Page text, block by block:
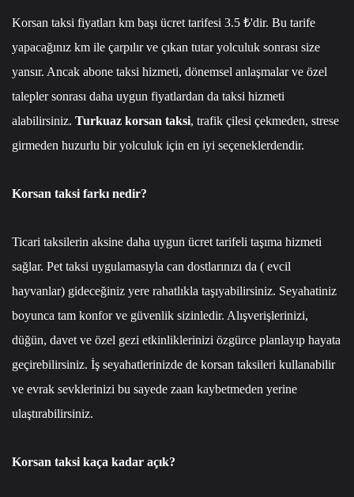
Korsan taksi fiyatları km başı ücret tarifesi 3.5 ₺'dir. Bu tarife
yapacağınız km ile çarpılır ve çıkan tutar yolculuk sonrası size
yansır. Ancak abone taksi hizmeti, dönemsel anlaşmalar ve özel
talepler sonrası daha uygun fiyatlardan da taksi hizmeti
alabilirsiniz. Turkuaz korsan taksi, trafik çilesi çekmeden, strese
girmeden huzurlu bir yolculuk için en iyi seçeneklerdendir.
Korsan taksi farkı nedir?
Ticari taksilerin aksine daha uygun ücret tarifeli taşıma hizmeti
sağlar. Pet taksi uygulamasıyla can dostlarınızı da ( evcil
hayvanlar) gideceğiniz yere rahatlıkla taşıyabilirsiniz. Seyahatiniz
boyunca tam konfor ve güvenlik sizinledir. Alışverişlerinizi,
düğün, davet ve özel gezi etkinliklerinizi özgürce planlayıp hayata
geçirebilirsiniz. İş seyahatlerinizde de korsan taksileri kullanabilir
ve evrak sevklerinizi bu sayede zaan kaybetmeden yerine
ulaştırabilirsiniz.
Korsan taksi kaça kadar açık?